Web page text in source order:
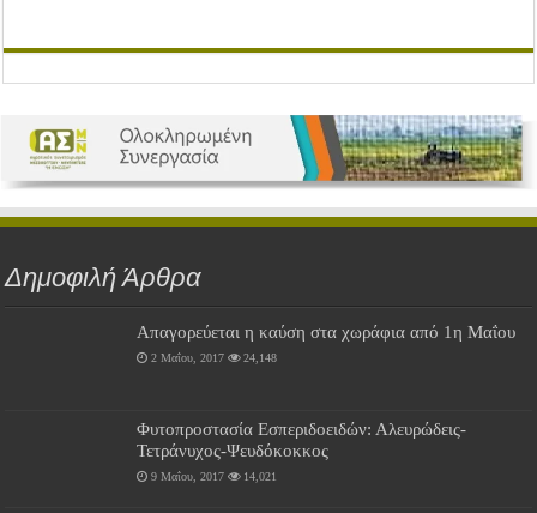
Δημοφιλή Άρθρα
Απαγορεύεται η καύση στα χωράφια από 1η Μαΐου
2 Μαΐου, 2017 24,148
Φυτοπροστασία Εσπεριδοειδών: Αλευρώδεις-
Τετράνυχος-Ψευδόκοκκος
9 Μαΐου, 2017 14,021